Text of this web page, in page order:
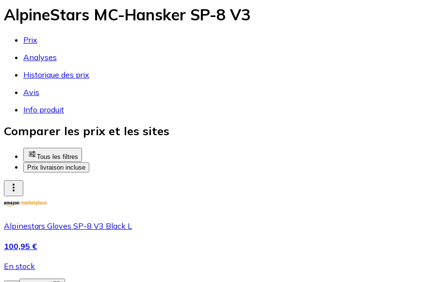
AlpineStars MC-Hansker SP-8 V3
Prix
Analyses
Historique des prix
Avis
Info produit
Comparer les prix et les sites
Tous les filtres
Prix livraison incluse
Alpinestars Gloves SP-8 V3 Black L
100,95 €
En stock